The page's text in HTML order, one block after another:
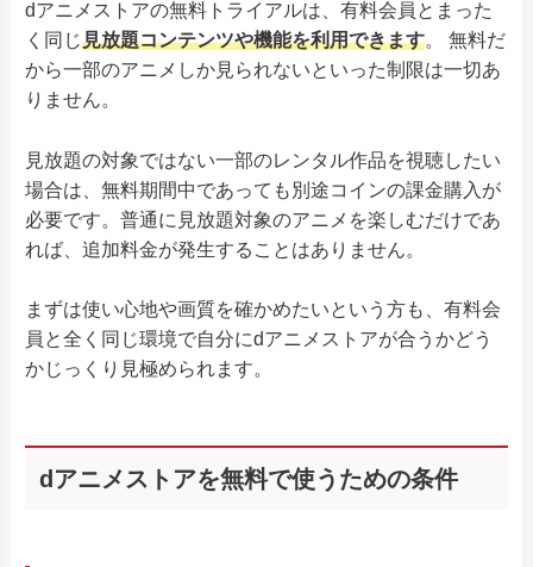
dアニメストアの無料トライアルは、有料会員とまった
く同じ見放題コンテンツや機能を利用できます。 無料だ
から一部のアニメしか見られないといった制限は一切あ
りません。
見放題の対象ではない一部のレンタル作品を視聴したい
場合は、無料期間中であっても別途コインの課金購入が
必要です。普通に見放題対象のアニメを楽しむだけであ
れば、追加料金が発生することはありません。
まずは使い心地や画質を確かめたいという方も、有料会
員と全く同じ環境で自分にdアニメストアが合うかどう
かじっくり見極められます。
dアニメストアを無料で使うための条件